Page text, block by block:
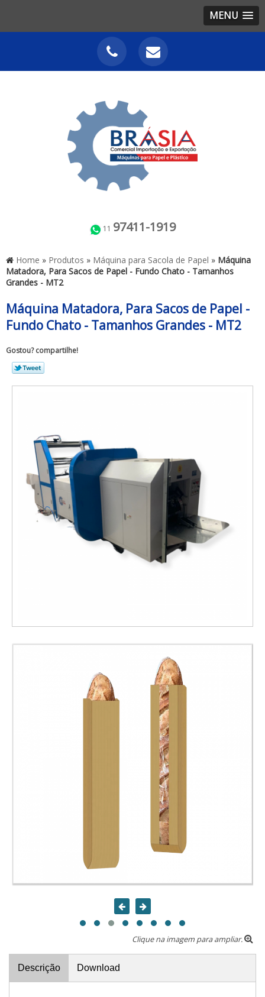
MENU
11 97411-1919
Home » Produtos » Máquina para Sacola de Papel » Máquina
Matadora, Para Sacos de Papel - Fundo Chato - Tamanhos
Grandes - MT2
Máquina Matadora, Para Sacos de Papel -
Fundo Chato - Tamanhos Grandes - MT2
Gostou? compartilhe!
Clique na imagem para ampliar.
Descrição Download